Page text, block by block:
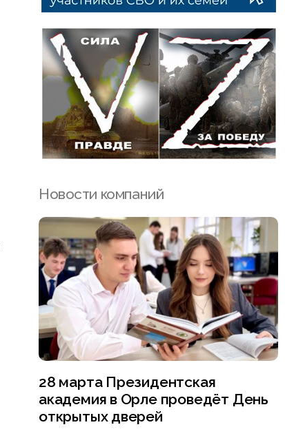
Новости компаний
28 марта Президентская
академия в Орле проведёт День
открытых дверей